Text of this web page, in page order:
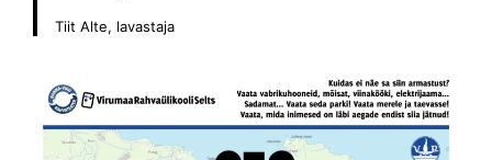
Tiit Alte, lavastaja